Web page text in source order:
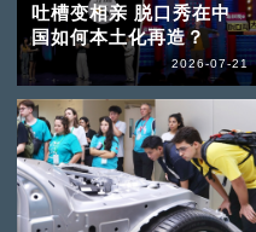
吐槽变相亲 脱口秀在中
国如何本土化再造？
2026-07-21